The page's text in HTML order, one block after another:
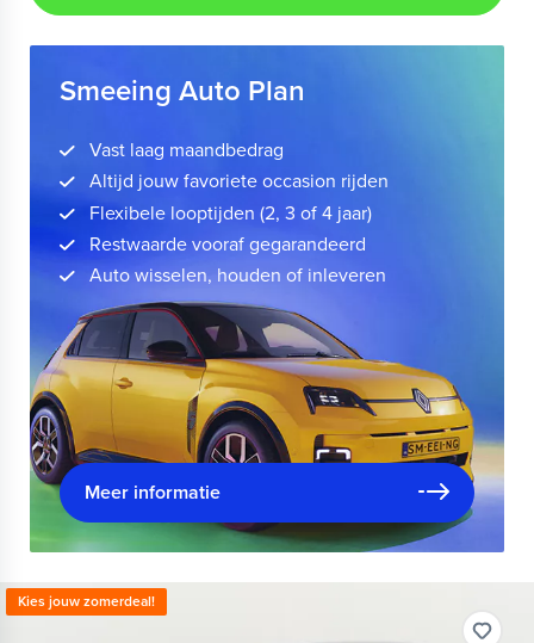
Smeeing Auto Plan
Vast laag maandbedrag
Altijd jouw favoriete occasion rijden
Flexibele looptijden (2, 3 of 4 jaar)
Restwaarde vooraf gegarandeerd
Auto wisselen, houden of inleveren
Meer informatie
Kies jouw zomerdeal!